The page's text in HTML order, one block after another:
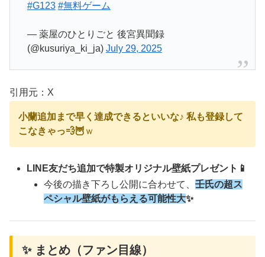
#G123 #無料ゲーム
— 薬屋のひとりごと 後宮異聞録
(@kusuriya_ki_ja) July 29, 2025
引用元：X
小蘭追加まで早く達成できるといいな♪ 私も登録して
こなきゃっ💨🦉 ｗ
LINE友だち追加で特製オリジナル壁紙プレゼント📱
今後の描き下ろし公開に合わせて、壬氏の超ス
ペシャル壁紙がもらえる可能性大✨
✨ まとめ（ファン目線）